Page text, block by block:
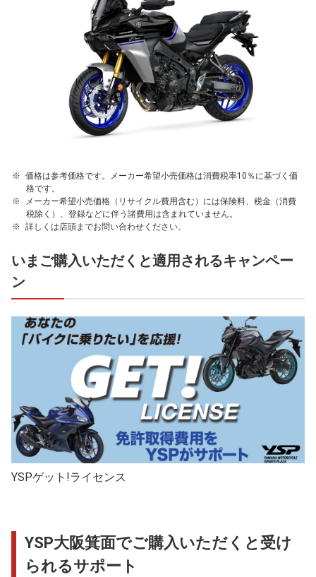
価格は参考価格です。メーカー希望小売価格は消費税率10％に基づく価
格です。
メーカー希望小売価格（リサイクル費用含む）には保険料、税金（消費
税除く）、登録などに伴う諸費用は含まれていません。
詳しくは店頭までお問い合わせください。
いまご購入いただくと適用されるキャンペー
ン
YSPゲット!ライセンス
YSP大阪箕面でご購入いただくと受け
られるサポート